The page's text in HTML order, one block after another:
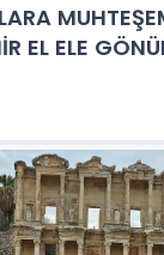
EL ELE